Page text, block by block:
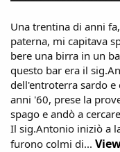
Una trentina di anni
paterna, mi capitava
bere una birra in un
questo bar era il
dell'entroterra sardo e
anni '60, prese la
spago e andò a
Il sig.Antonio iniziò a
furono colmi di...